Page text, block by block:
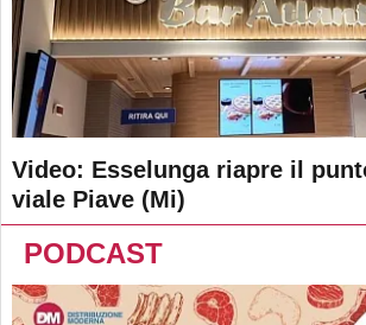
Video: Esselunga riapre il
viale Piave (Mi)
PODCAST